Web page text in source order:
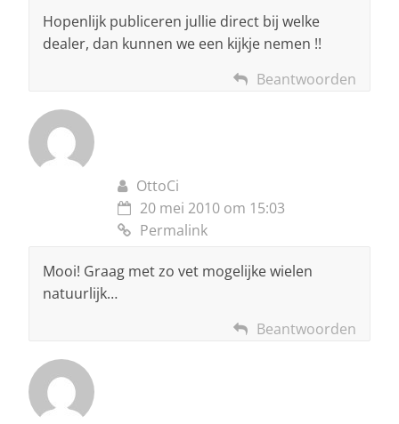
Hopenlijk publiceren jullie direct bij welke
dealer, dan kunnen we een kijkje nemen !!
Beantwoorden
OttoCi
20 mei 2010 om 15:03
Permalink
Mooi! Graag met zo vet mogelijke wielen
natuurlijk…
Beantwoorden